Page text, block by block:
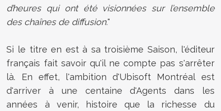
d’heures qui ont été visionnées sur l’ensemble
des chaînes de diffusion."
Si le titre en est à sa troisième Saison, l'éditeur
français fait savoir qu'il ne compte pas s'arrêter
là. En effet, l'ambition d'Ubisoft Montréal est
d'arriver à une centaine d'Agents dans les
années à venir, histoire que la richesse du